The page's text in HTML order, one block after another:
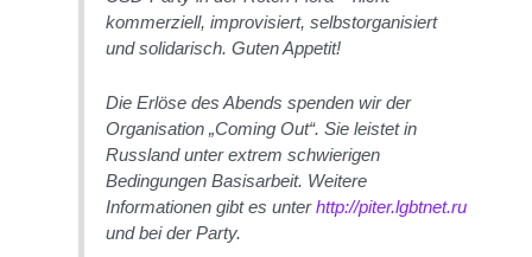
kommerziell, improvisiert, selbstorganisiert
und solidarisch. Guten Appetit!
Die Erlöse des Abends spenden wir der
Organisation „Coming Out“. Sie leistet in
Russland unter extrem schwierigen
Bedingungen Basisarbeit. Weitere
Informationen gibt es unterhttp://piter.lgbtnet.ru
und bei der Party.